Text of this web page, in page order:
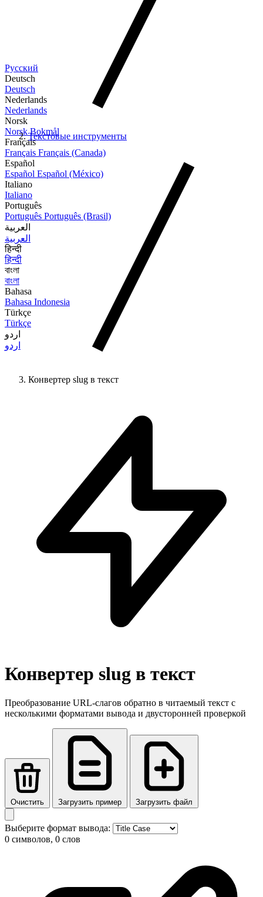
Русский
Deutsch
Deutsch
Nederlands
Nederlands
Norsk
Norsk Bokmål
Français
Français Français (Canada)
Español
Español Español (México)
Italiano
Italiano
Português
Português Português (Brasil)
العربية
العربية
हिन्दी
हिन्दी
বাংলা
বাংলা
Bahasa
Bahasa Indonesia
Türkçe
Türkçe
اردو
اردو
Текстовые инструменты
Конвертер slug в текст
Конвертер slug в текст
Преобразование URL-слагов обратно в читаемый текст с
несколькими форматами вывода и двусторонней проверкой
Очистить Загрузить пример Загрузить файл
Выберите формат вывода:
0 символов, 0 слов